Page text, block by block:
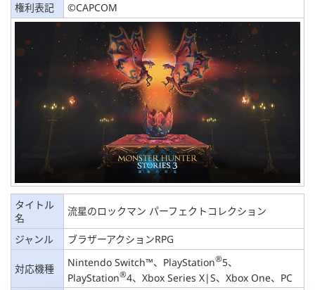
権利表記
©CAPCOM
タイトル
名
流星のロックマン パーフェクトコレクション
ジャンル ブラザーアクションRPG
対応機種 Nintendo Switch™、PlayStation®5、
PlayStation®4、Xbox Series X|S、Xbox One、PC